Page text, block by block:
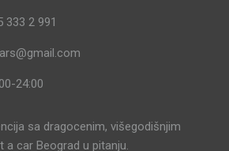
333 2 991
24:00
sa dragocenim, višegodišnjim
a car Beograd u pitanju.